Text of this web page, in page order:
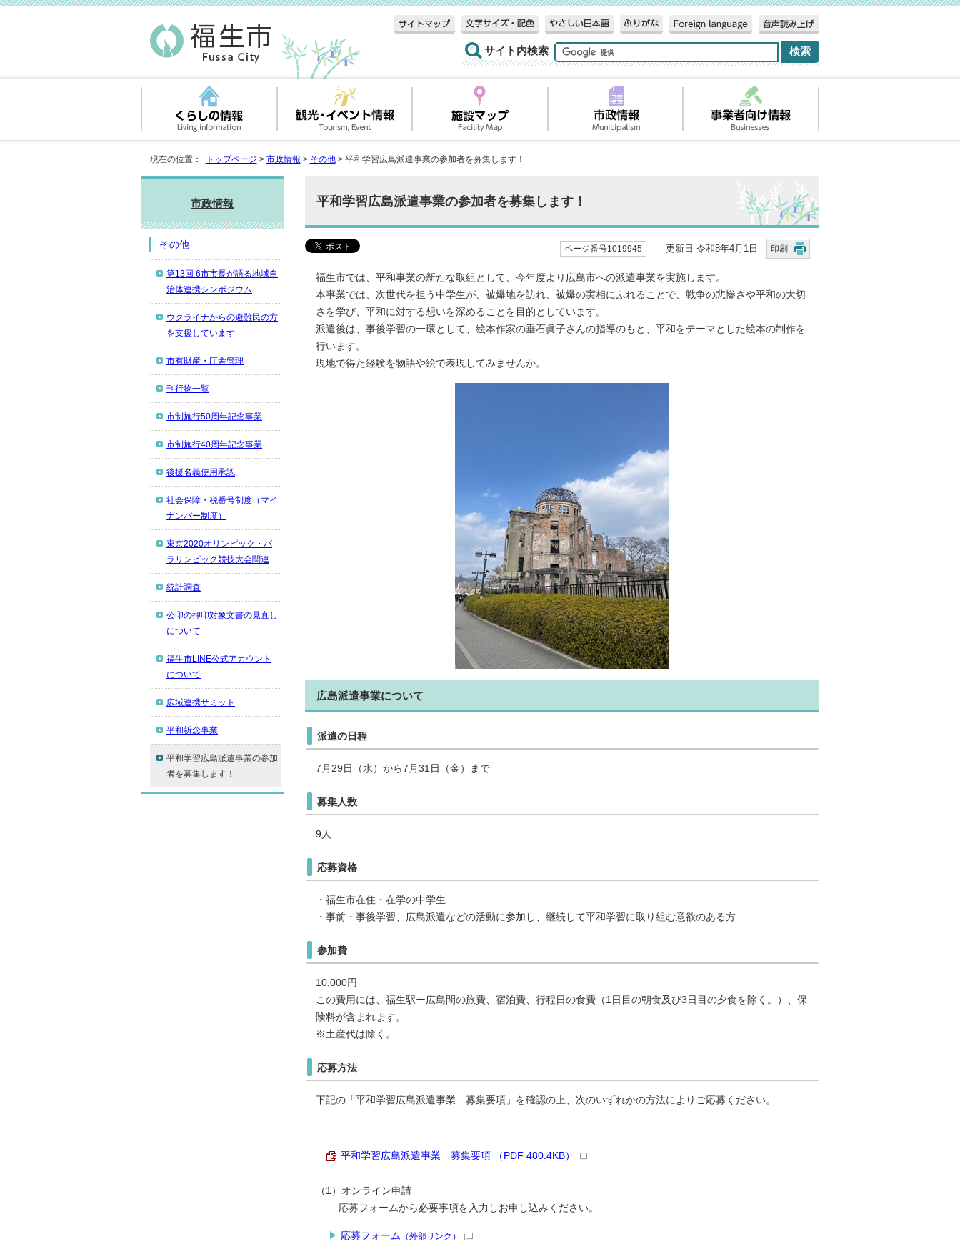
サイト内検索
現在の位置： トップページ > 市政情報 > その他> 平和学習広島派遣事業の参加者を募集します！
平和学習広島派遣事業の参加者を募集します！
ページ番号1019945 更新日 令和8年4月1日 印刷
福生市では、平和事業の新たな取組として、今年度より広島市への派遣事業を実施します。
本事業では、次世代を担う中学生が、被爆地を訪れ、被爆の実相にふれることで、戦争の悲惨さや平和の大切
さを学び、平和に対する想いを深めることを目的としています。
派遣後は、事後学習の一環として、絵本作家の垂石眞子さんの指導のもと、平和をテーマとした絵本の制作を
行います。
現地で得た経験を物語や絵で表現してみませんか。
広島派遣事業について
派遣の日程
7月29日（水）から7月31日（金）まで
募集人数
9人
応募資格
・福生市在住・在学の中学生
・事前・事後学習、広島派遣などの活動に参加し、継続して平和学習に取り組む意欲のある方
参加費
10,000円
この費用には、福生駅ー広島間の旅費、宿泊費、行程日の食費（1日目の朝食及び3日目の夕食を除く。）、保
険料が含まれます。
※土産代は除く。
応募方法
下記の「平和学習広島派遣事業 募集要項」を確認の上、次のいずれかの方法によりご応募ください。
平和学習広島派遣事業 募集要項 （PDF 480.4KB）
（1）オンライン申請
応募フォームから必要事項を入力しお申し込みください。
応募フォーム （外部リンク）
市政情報
その他
第13回 6市市長が語る地域自
治体連携シンポジウム
ウクライナからの避難民の方
を支援しています
市有財産・庁舎管理
刊行物一覧
市制施行50周年記念事業
市制施行40周年記念事業
後援名義使用承認
社会保障・税番号制度（マイ
ナンバー制度）
東京2020オリンピック・パ
ラリンピック競技大会関連
統計調査
公印の押印対象文書の見直し
について
福生市LINE公式アカウント
について
広域連携サミット
平和祈念事業
平和学習広島派遣事業の参加
者を募集します！